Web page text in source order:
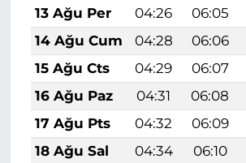
13 Ağu Per
04:26 06:05
14 Ağu Cum
04:28 06:06
15 Ağu Cts
04:29 06:07
16 Ağu Paz
04:31 06:08
17 Ağu Pts
04:32 06:09
18 Ağu Sal
04:34 06:10